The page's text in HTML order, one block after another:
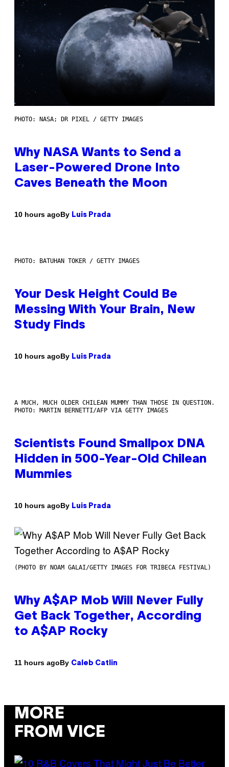
PHOTO: NASA; DR PIXEL / GETTY IMAGES
Why NASA Wants to Send a
Laser-Powered Drone Into
Caves Beneath the Moon
10 hours agoBy Luis Prada
PHOTO: BATUHAN TOKER / GETTY IMAGES
Your Desk Height Could Be
Messing With Your Brain, New
Study Finds
10 hours agoBy Luis Prada
A MUCH, MUCH OLDER CHILEAN MUMMY THAN THOSE IN QUESTION.
PHOTO: MARTIN BERNETTI/AFP VIA GETTY IMAGES
Scientists Found Smallpox DNA
Hidden in 500-Year-Old Chilean
Mummies
10 hours agoBy Luis Prada
(PHOTO BY NOAM GALAI/GETTY IMAGES FOR TRIBECA FESTIVAL)
Why A$AP Mob Will Never Fully
Get Back Together, According
to A$AP Rocky
11 hours agoBy Caleb Catlin
MORE
FROM VICE